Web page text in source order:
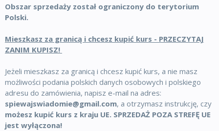
Obszar sprzedaży został ograniczony do terytorium
Polski.
Mieszkasz za granicą i chcesz kupić kurs - PRZECZYTAJ
ZANIM KUPISZ!
Jeżeli mieszkasz za granicą i chcesz kupić kurs, a nie masz
możliwości podania polskich danych osobowych i polskiego
adresu do zamówienia, napisz e-mail na adres:
spiewajswiadomie@gmail.com, a otrzymasz instrukcję, czy
możesz kupić kurs z kraju UE. SPRZEDAŻ POZA STREFĘ UE
jest wyłączona!